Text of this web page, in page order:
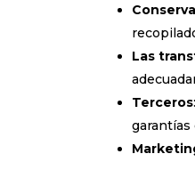
Las
Terceros
garantías